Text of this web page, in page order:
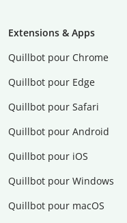
Extensions & Apps
Quillbot pour Chrome
Quillbot pour Edge
Quillbot pour Safari
Quillbot pour Android
Quillbot pour iOS
Quillbot pour Windows
Quillbot pour macOS